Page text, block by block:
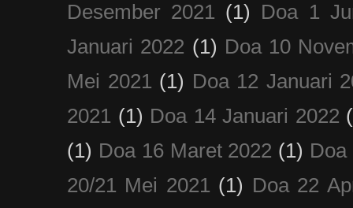
Desember 2021 (1)
Doa 1
Januari 2022 (1) Doa 10
Mei 2021 (1) Doa 12 Januari
2021 (1) Doa 14 Januari 2022
(1) Doa 16 Maret 2022 (1) Doa
20/21 Mei 2021 (1) Doa 22